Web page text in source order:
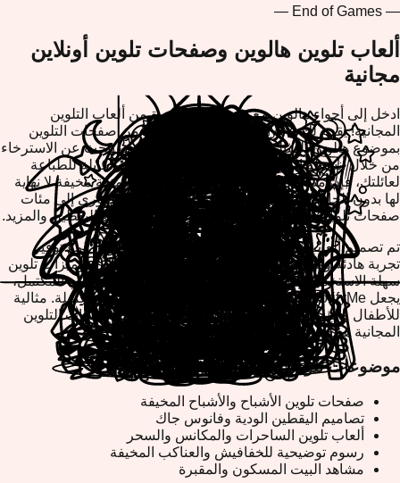
— End of Games —
ألعاب تلوين هالوين وصفحات تلوين أونلاين
مجانية
ادخل إلى أجواء هالوين مع مجموعتنا المثيرة من ألعاب التلوين
المجانية! يقدم لك ColorifyMe مجموعة رائعة من صفحات التلوين
بموضوع هالوين المثالية لجميع الأعمار. سواء كنت تبحث عن الاسترخاء
من خلال أنشطة التلوين الإبداعية أو تحضير تصاميم قابلة للطباعة
لعائلتك، فإن منصتنا المستندة إلى المتصفح توفر متعة مخيفة لا نهاية
لها بدون الحاجة إلى أي تنزيلات. استمتع بالوصول الفوري إلى مئات
صفحات تلوين هالوين التي تضم الساحرات والأشباح واليقطين والمزيد.
تم تصميم ألعاب تلوين هالوين لدينا لإثارة الإبداع والخيال مع توفير
تجربة هادئة وممتعة. مع أدوات صديقة للهاتف المحمول وميزات تلوين
سهلة الاستخدام والقدرة على طباعة أو تحميل عملك الفني المكتمل،
يجعل ColorifyMe من السهل إنشاء روائع تلوين هالوين جميلة. مثالية
للأطفال والمراهقين والبالغين على حد سواء، توفر صفحات التلوين
المجانية هذه ساعات من الترفيه والتعبير الفني.
موضوعات تلوين هالوين الشهيرة
صفحات تلوين الأشباح والأشباح المخيفة
تصاميم اليقطين الودية وفانوس جاك
ألعاب تلوين الساحرات والمكانس والسحر
رسوم توضيحية للخفافيش والعناكب المخيفة
مشاهد البيت المسكون والمقبرة